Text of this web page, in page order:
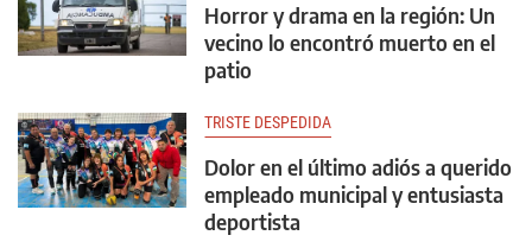
Horror y drama en la región: Un
vecino lo encontró muerto en el
patio
TRISTE DESPEDIDA
Dolor en el último adiós a querido
empleado municipal y entusiasta
deportista